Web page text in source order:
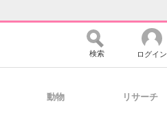
検索 ログイン
動物 リサーチ